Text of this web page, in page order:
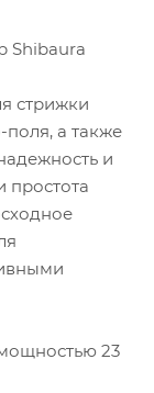
Shibaura
стрижки
поля, а также
и
простота
23